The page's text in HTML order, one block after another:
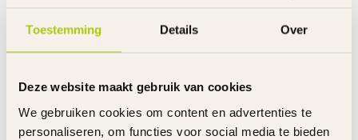
Toestemming Details Over
Deze website maakt gebruik van cookies
We gebruiken cookies om content en advertenties te
personaliseren, om functies voor social media te bieden
€349,00 €249,00
Alleen te bekijken in onze winkel